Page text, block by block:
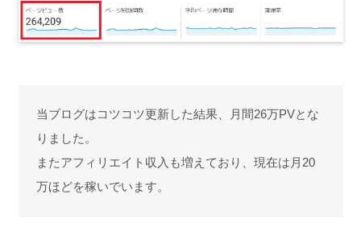
当ブログはコツコツ更新した結果、月間26万PVとな
りました。
またアフィリエイト収入も増えており、現在は月20
万ほどを稼いでいます。